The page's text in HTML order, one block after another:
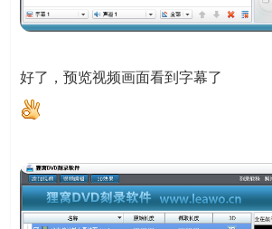
好了，预览视频画面看到字幕了